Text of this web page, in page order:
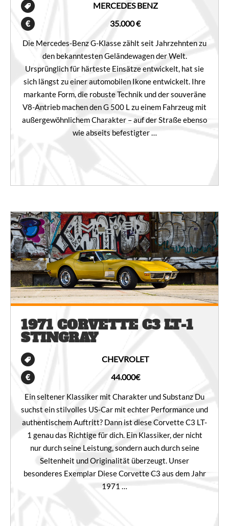
MERCEDES BENZ
35.000 €
Die Mercedes-Benz G-Klasse zählt seit Jahrzehnten zu
den bekanntesten Geländewagen der Welt.
Ursprünglich für härteste Einsätze entwickelt, hat sie
sich längst zu einer automobilen Ikone entwickelt. Ihre
markante Form, die robuste Technik und der souveräne
V8-Antrieb machen den G 500 L zu einem Fahrzeug mit
außergewöhnlichem Charakter – auf der Straße ebenso
wie abseits befestigter …
1971 CORVETTE C3 LT-1
STINGRAY
CHEVROLET
44.000€
Ein seltener Klassiker mit Charakter und Substanz Du
suchst ein stilvolles US-Car mit echter Performance und
authentischem Auftritt? Dann ist diese Corvette C3 LT-
1 genau das Richtige für dich. Ein Klassiker, der nicht
nur durch seine Leistung, sondern auch durch seine
Seltenheit und Originalität überzeugt. Unser
besonderes Exemplar Diese Corvette C3 aus dem Jahr
1971 …